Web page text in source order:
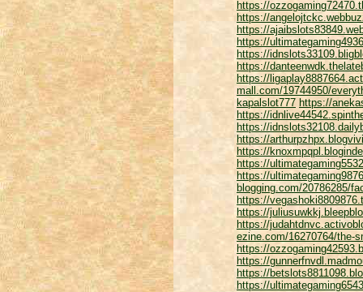
https://
https://
https://
https://
https://
https://
https://
mall.com/19744950/
kapalslot777 https://
https://
https://
https://
https://
https://
https://
blogging.com/20786285/
https://
https://
https://
ezine.com/16270764/the-
https://
https://
https://
https://